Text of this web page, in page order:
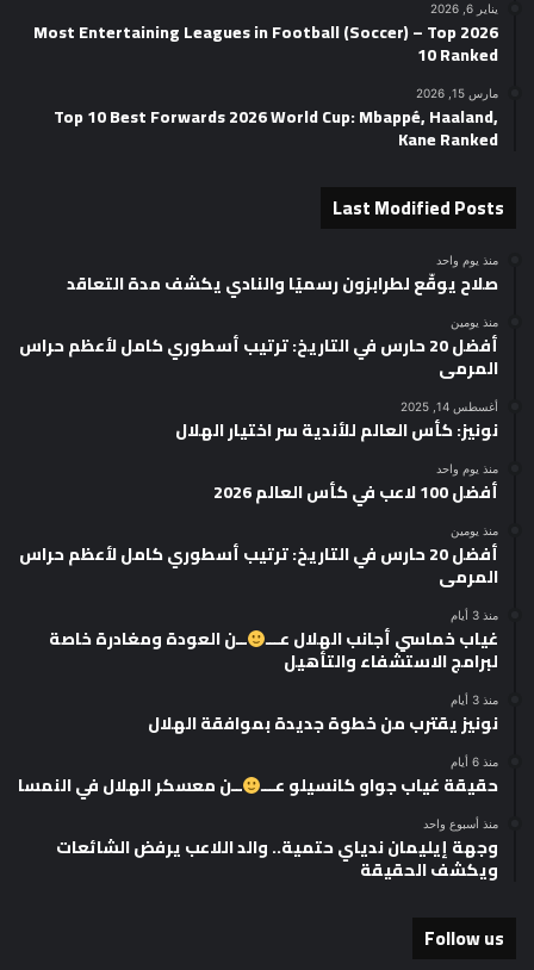
يناير 6, 2026
2026 Most Entertaining Leagues in Football (Soccer) – Top
10 Ranked
مارس 15, 2026
Top 10 Best Forwards 2026 World Cup: Mbappé, Haaland,
Kane Ranked
Last Modified Posts
منذ يوم واحد
صلاح يوقّع لطرابزون رسميًا والنادي يكشف مدة التعاقد
منذ يومين
أفضل 20 حارس في التاريخ: ترتيب أسطوري كامل لأعظم حراس
المرمى
أغسطس 14, 2025
نونيز: كأس العالم للأندية سر اختيار الهلال
منذ يوم واحد
أفضل 100 لاعب في كأس العالم 2026
منذ يومين
أفضل 20 حارس في التاريخ: ترتيب أسطوري كامل لأعظم حراس
المرمى
منذ 3 أيام
غياب خماسي أجانب الهلال عـــ ــن العودة ومغادرة خاصة
لبرامج الاستشفاء والتأهيل
منذ 3 أيام
نونيز يقترب من خطوة جديدة بموافقة الهلال
منذ 6 أيام
حقيقة غياب جواو كانسيلو عـــ ــن معسكر الهلال في النمسا
منذ أسبوع واحد
وجهة إيليمان ندياي حتمية.. والد اللاعب يرفض الشائعات
ويكشف الحقيقة
Follow us